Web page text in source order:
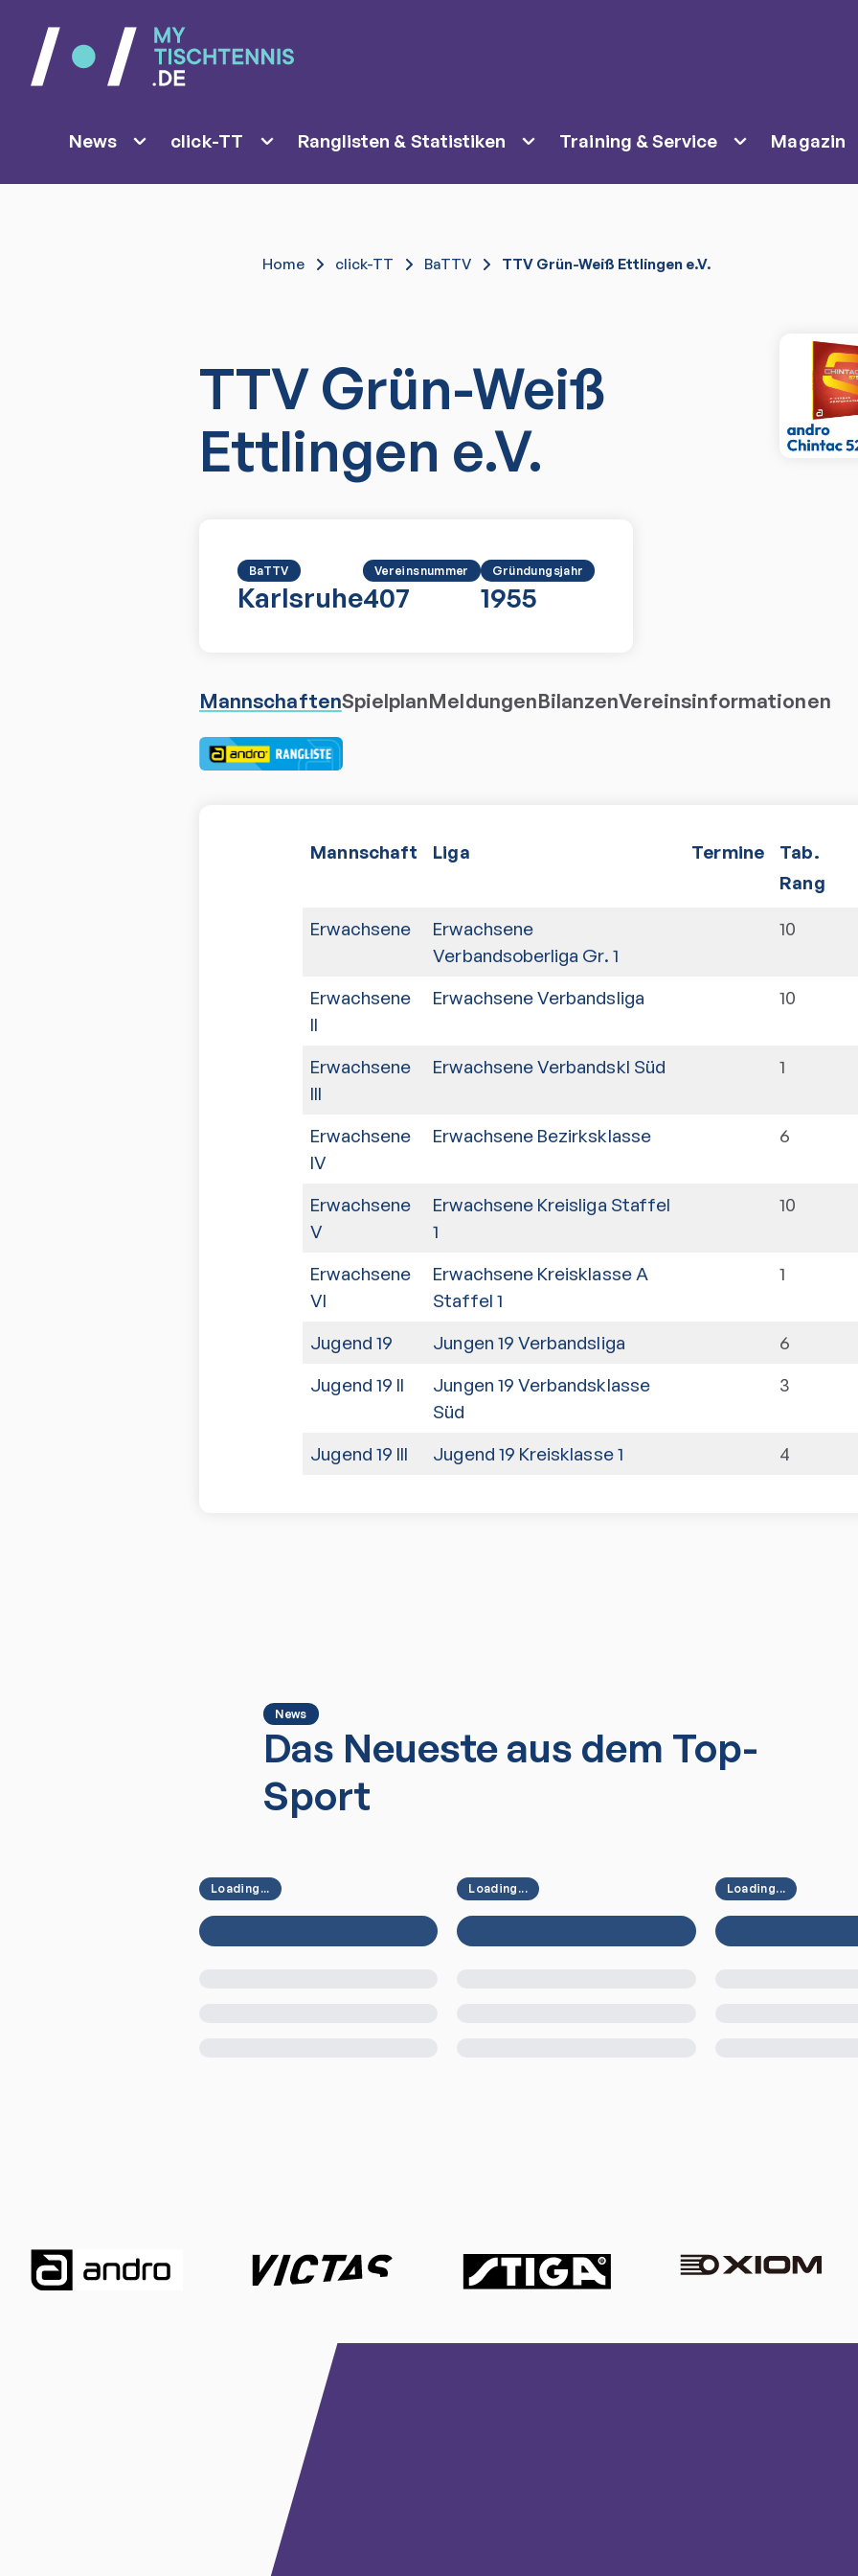
News click-TT Ranglisten & Statistiken Training & Service Magazin
Home click-TT BaTTV TTV Grün-Weiß Ettlingen e.V.
TTV Grün-Weiß
Ettlingen e.V.
BaTTV
Karlsruhe
Vereinsnummer
407
Gründungsjahr
1955
MannschaftenSpielplanMeldungenBilanzenVereinsinformationen
Mannschaft Liga Termine
Tab.
Rang
Erwachsene
Erwachsene
Verbandsoberliga Gr. 1
10
Erwachsene
II
Erwachsene Verbandsliga 10
Erwachsene
III
Erwachsene Verbandskl Süd 1
Erwachsene
IV
Erwachsene Bezirksklasse 6
Erwachsene
V
Erwachsene Kreisliga Staffel
1
10
Erwachsene
VI
Erwachsene Kreisklasse A
Staffel 1
1
Jugend 19 Jungen 19 Verbandsliga
6
Jugend 19 II
Jungen 19 Verbandsklasse
Süd
3
Jugend 19 III Jugend 19 Kreisklasse 1 4
News
Das Neueste aus dem Top-
Sport
Loading... Loading... Loading...